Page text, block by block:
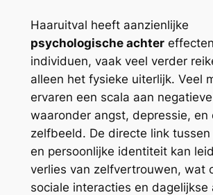
Haaruitval heeft aanzienlijke
psychologische achter
individuen, vaak veel verder
alleen het fysieke uiterlijk. Veel
ervaren een scala aan
waaronder angst, depressie, en
zelfbeeld. De directe link
en persoonlijke identiteit kan
verlies van zelfvertrouwen, wat
sociale interacties en dagelijkse